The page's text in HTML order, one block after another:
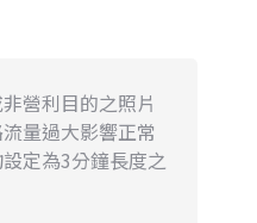
營利目的之照片
量過大影響正常
定為3分鐘長度之